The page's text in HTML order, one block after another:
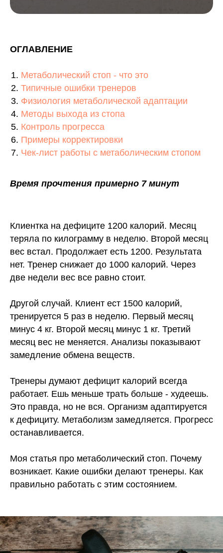
ОГЛАВЛЕНИЕ
Метаболический стоп - что это
Типичные ошибки тренеров
Физиология метаболической адаптации
Методы выхода из стопа
Контроль прогресса
Примеры корректировки
Чек-лист работы с метаболическим стопом
Время прочтения примерно 7 минут
Клиентка на дефиците 1200 калорий. Месяц
теряла по килограмму в неделю. Второй месяц
вес встал. Продолжает есть 1200. Результата
нет. Тренер снижает до 1000 калорий. Через
две недели вес все равно стоит.
Другой случай. Клиент ест 1500 калорий,
тренируется 5 раз в неделю. Первый месяц
минус 4 кг. Второй месяц минус 1 кг. Третий
месяц вес не меняется. Анализы показывают
замедление обмена веществ.
Тренеры думают дефицит калорий всегда
работает. Ешь меньше трать больше - худеешь.
Это правда, но не вся. Организм адаптируется
к дефициту. Метаболизм замедляется. Прогресс
останавливается.
Моя статья про метаболический стоп. Почему
возникает. Какие ошибки делают тренеры. Как
правильно работать с этим состоянием.